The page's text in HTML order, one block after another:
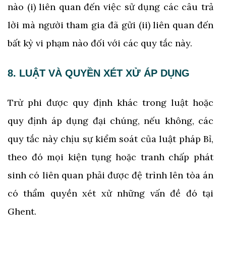
nào (i) liên quan đến việc sử dụng các câu trả
lời mà người tham gia đã gửi (ii) liên quan đến
bất kỳ vi phạm nào đối với các quy tắc này.
8. LUẬT VÀ QUYỀN XÉT XỬ ÁP DỤNG
Trừ phi được quy định khác trong luật hoặc
quy định áp dụng đại chúng, nếu không, các
quy tắc này chịu sự kiểm soát của luật pháp Bỉ,
theo đó mọi kiện tụng hoặc tranh chấp phát
sinh có liên quan phải được đệ trình lên tòa án
có thẩm quyền xét xử những vấn đề đó tại
Ghent.